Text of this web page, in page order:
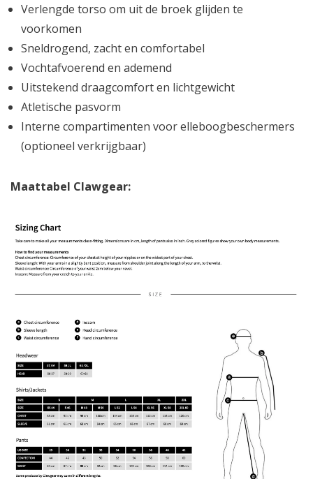
Verlengde torso om uit de broek glijden te
voorkomen
Sneldrogend, zacht en comfortabel
Vochtafvoerend en ademend
Uitstekend draagcomfort en lichtgewicht
Atletische pasvorm
Interne compartimenten voor elleboogbeschermers
(optioneel verkrijgbaar)
Maattabel Clawgear: